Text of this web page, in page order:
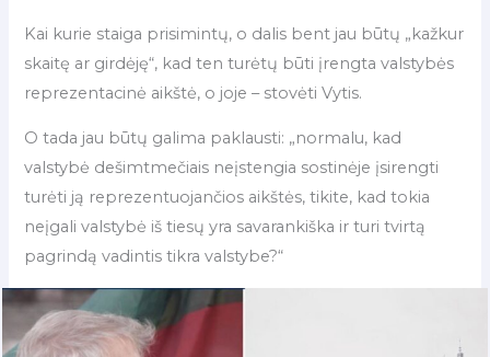
Kai kurie staiga prisimintų, o dalis bent jau būtų „kažkur
skaitę ar girdėję“, kad ten turėtų būti įrengta valstybės
reprezentacinė aikštė, o joje – stovėti Vytis.
O tada jau būtų galima paklausti: „normalu, kad
valstybė dešimtmečiais neįstengia sostinėje įsirengti
turėti ją reprezentuojančios aikštės, tikite, kad tokia
neįgali valstybė iš tiesų yra savarankiška ir turi tvirtą
pagrindą vadintis tikra valstybe?“